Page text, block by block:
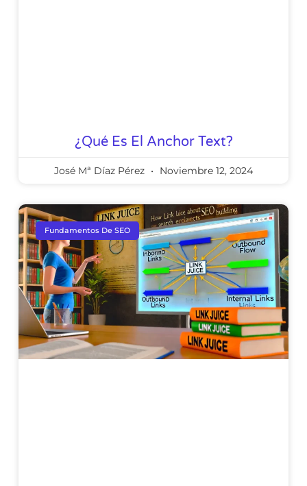
¿Qué Es El Anchor Text?
José Mª Díaz Pérez Noviembre 12, 2024
Fundamentos De SEO